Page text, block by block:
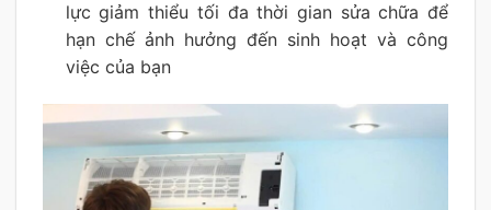
lực giảm thiểu tối đa thời gian sửa chữa để
hạn chế ảnh hưởng đến sinh hoạt và công
việc của bạn